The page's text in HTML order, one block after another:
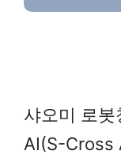
샤오미 로
AI(S-Cross